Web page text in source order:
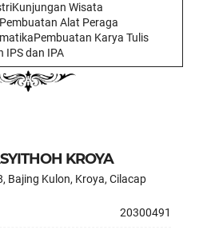
Wisata
Alat Peraga
Karya Tulis
IPS dan IPA
KROYA
Bajing Kulon, Kroya, Cilacap
20300491